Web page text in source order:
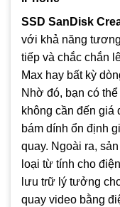
SSD SanDisk
với khả năng
tiếp và chắc chắn
Max hay bất kỳ
Nhờ đó, bạn có
không cần đến giá
bám dính ổn định
quay. Ngoài ra,
loại từ tính cho
lưu trữ lý tưởng
quay video bằng